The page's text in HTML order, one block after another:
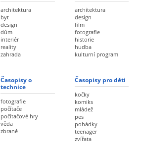
architektura
byt
design
dům
interiér
reality
zahrada
architektura
design
film
fotografie
historie
hudba
kulturní program
Časopisy o
technice
fotografie
počítače
počítačové hry
věda
zbraně
Časopisy pro děti
kočky
komiks
mládež
pes
pohádky
teenager
zvířata